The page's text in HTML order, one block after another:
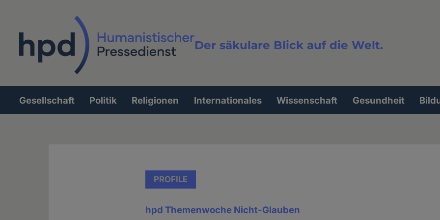
Der säkulare Blick auf die Welt.
Volltextsuche
Hauptnavigation
Gesellschaft Politik Religionen Internationales Wissenschaft Gesundheit
PROFILE
hpd Themenwoche Nicht-Glauben